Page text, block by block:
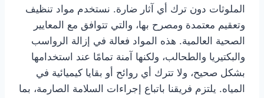
الملوثات دون ترك أي آثار ضارة. نستخدم مواد تنظيف
وتعقيم معتمدة ومصرح بها، والتي تتوافق مع المعايير
الصحية العالمية. هذه المواد فعالة في إزالة الرواسب
والبكتيريا والطحالب، ولكنها آمنة تمامًا عند استخدامها
بشكل صحيح، ولا تترك أي روائح أو بقايا كيميائية في
المياه. يلتزم فريقنا باتباع إجراءات السلامة الصارمة، بما